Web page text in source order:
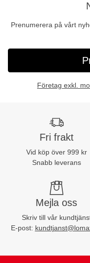
Prenumerera på vårt
Företag exkl.
Fri frakt
Vid köp över 999 kr
Snabb leverans
Mejla oss
Skriv till vår
E-post: